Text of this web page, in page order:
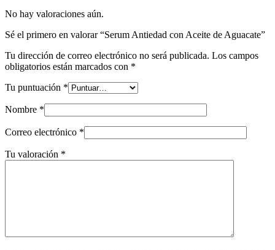
No hay valoraciones aún.
Sé el primero en valorar “Serum Antiedad con Aceite de Aguacate”
Tu dirección de correo electrónico no será publicada. Los campos
obligatorios están marcados con *
Tu puntuación *
Nombre *
Correo electrónico *
Tu valoración *